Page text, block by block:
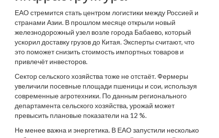
ЕАО стремится стать центром логистики между Россией и
странами Азии. В прошлом месяце открыли новый
железнодорожный узел возле города Бабаево, который
ускорил доставку грузов до Китая. Эксперты считают, что
это поможет снизить стоимость импортных товаров и
привлечёт инвесторов.
Сектор сельского хозяйства тоже не отстаёт. Фермеры
увеличили посевные площади пшеницы и сои, используя
современные агротехники. По данным регионального
департамента сельского хозяйства, урожай может
превысить плановые показатели на 12 %.
Не менее важна и энергетика. В ЕАО запустили несколько